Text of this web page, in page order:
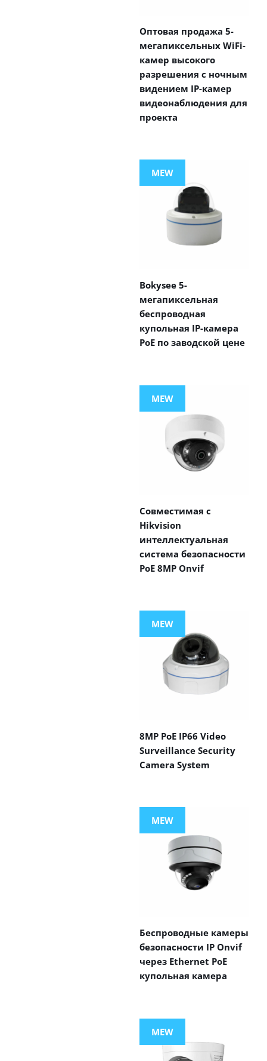
Оптовая продажа 5-
мегапиксельных WiFi-
камер высокого
разрешения с ночным
видением IP-камер
видеонаблюдения для
проекта
MEW
Bokysee 5-
мегапиксельная
беспроводная
купольная IP-камера
PoE по заводской цене
MEW
Совместимая с
Hikvision
интеллектуальная
система безопасности
PoE 8MP Onvif
MEW
8MP PoE IP66 Video
Surveillance Security
Camera System
MEW
Беспроводные камеры
безопасности IP Onvif
через Ethernet PoE
купольная камера
MEW